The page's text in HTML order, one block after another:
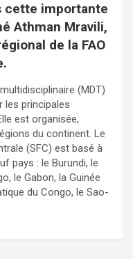
cette importante
Athman Mravili,
de la FAO
(MDT)
les principales
est organisée,
du continent. Le
(SFC) est basé à
pays : le Burundi, le
le Gabon, la Guinée
du Congo, le Sao-